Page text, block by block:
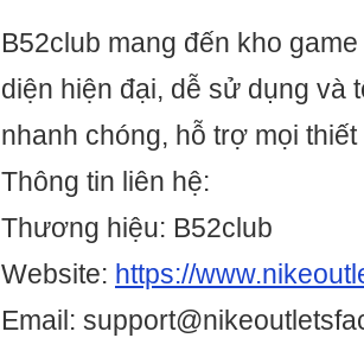
B52club mang đến kho
diện hiện đại, dễ sử dụng và
nhanh chóng, hỗ trợ mọi thiết
Thông tin liên hệ:
Thương hiệu: B52club
Website: https://
Email: